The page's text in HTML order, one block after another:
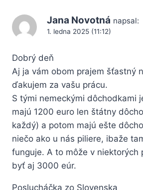
Jana Novotná napsal:
1. ledna 2025 (11:12)
Dobrý deň
Aj ja vám obom prajem šťastný
ďakujem za vašu prácu.
S tými nemeckými dôchodkami
majú 1200 euro len štátny
každý) a potom majú ešte
niečo ako u nás piliere, ibaže
funguje. A to môže v niektorých
byť aj 3000 eúr.
Poslucháčka zo Slovenska